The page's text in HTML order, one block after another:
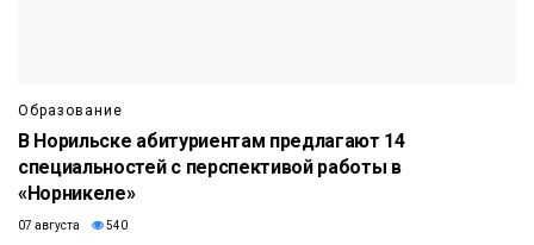
Образование
В Норильске абитуриентам предлагают 14
специальностей с перспективой работы в
«Норникеле»
07 августа 540